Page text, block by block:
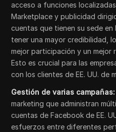
acceso a funciones
Marketplace y publicidad
cuentas que tienen su sede en
tener una mayor credibilidad,
mejor participación y un mejor
Esto es crucial para las
con los clientes de EE. UU. de
Gestión de varias
marketing que administran
cuentas de Facebook de EE.
esfuerzos entre diferentes